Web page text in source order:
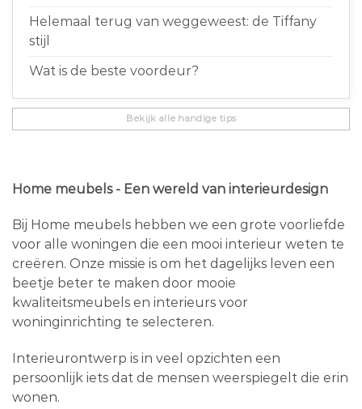
Helemaal terug van weggeweest: de Tiffany
stijl
Wat is de beste voordeur?
Bekijk alle handige tips
Home meubels - Een wereld van interieurdesign
Bij Home meubels hebben we een grote voorliefde
voor alle woningen die een mooi interieur weten te
creëren. Onze missie is om het dagelijks leven een
beetje beter te maken door mooie
kwaliteitsmeubels en interieurs voor
woninginrichting te selecteren.
Interieurontwerp is in veel opzichten een
persoonlijk iets dat de mensen weerspiegelt die erin
wonen.